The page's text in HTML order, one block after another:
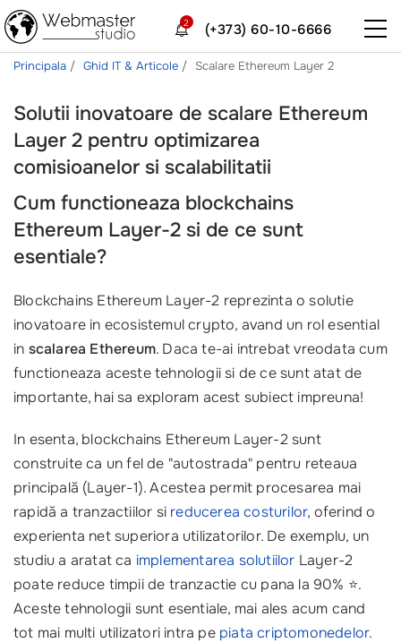
(+373) 60-10-6666
2
Principala Ghid IT & Articole Scalare Ethereum Layer 2
Solutii inovatoare de scalare Ethereum
Layer 2 pentru optimizarea
comisioanelor si scalabilitatii
Cum functioneaza blockchains
Ethereum Layer-2 si de ce sunt
esentiale?
Blockchains Ethereum Layer-2 reprezinta o solutie
inovatoare in ecosistemul crypto, avand un rol esential
in scalarea Ethereum. Daca te-ai intrebat vreodata cum
functioneaza aceste tehnologii si de ce sunt atat de
importante, hai sa exploram acest subiect impreuna!
In esenta, blockchains Ethereum Layer-2 sunt
construite ca un fel de "autostrada" pentru reteaua
principală (Layer-1). Acestea permit procesarea mai
rapidă a tranzactiilor si reducerea costurilor, oferind o
experienta net superiora utilizatorilor. De exemplu, un
studiu a aratat ca implementarea solutiilor Layer-2
poate reduce timpii de tranzactie cu pana la 90% ⭐.
Aceste tehnologii sunt esentiale, mai ales acum cand
tot mai multi utilizatori intra pe piata criptomonedelor.